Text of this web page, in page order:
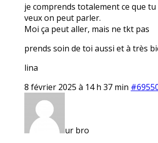
je comprends totalement ce que
veux on peut parler.
Moi ça peut aller, mais ne tkt pas
prends soin de toi aussi et à très
lina
8 février 2025 à 14 h 37 min
ur bro